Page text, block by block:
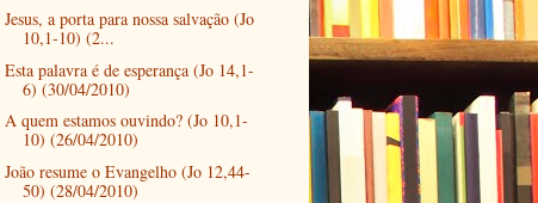
Jesus, a porta para nossa salvação (Jo
10,1-10) (2...
Esta palavra é de esperança (Jo 14,1-
6) (30/04/2010)
A quem estamos ouvindo? (Jo 10,1-
10) (26/04/2010)
João resume o Evangelho (Jo 12,44-
50) (28/04/2010)